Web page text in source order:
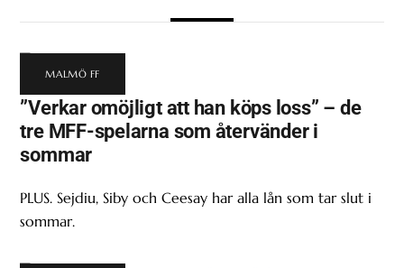
MALMÖ FF
”Verkar omöjligt att han köps loss” – de
tre MFF-spelarna som återvänder i
sommar
PLUS. Sejdiu, Siby och Ceesay har alla lån som tar slut i
sommar.